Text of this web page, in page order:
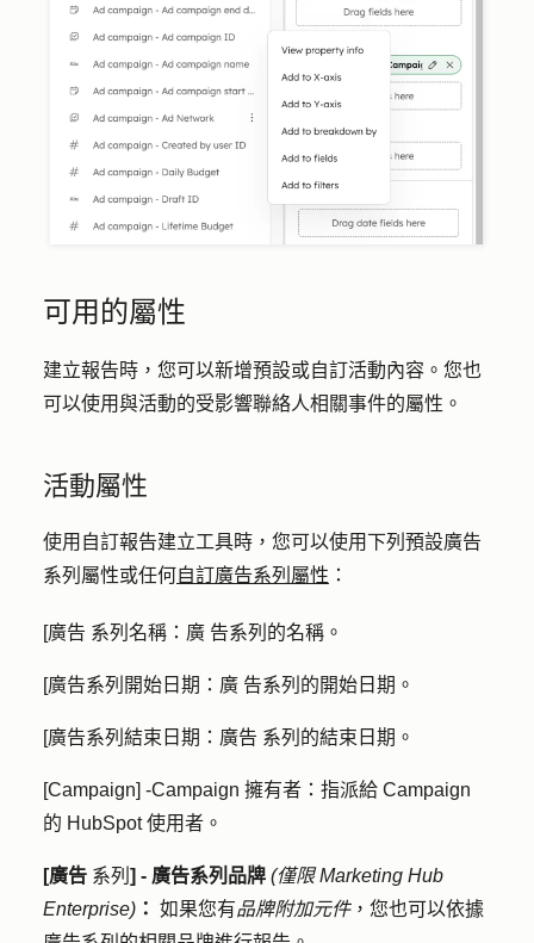
可用的屬性
建立報告時，您可以新增預設或自訂活動內容。您也
可以使用與活動的受影響聯絡人相關事件的屬性。
活動屬性
使用自訂報告建立工具時，您可以使用下列預設廣告
系列屬性或任何自訂廣告系列屬性 ：
[廣告 系列 名稱：廣 告系列的名稱。
[廣告系列開始日期：廣 告系列的開始日期。
[廣告系列結束日期：廣告 系列的結束日期。
[Campaign] -Campaign 擁有者： 指派給 Campaign
的 HubSpot 使用者。
[廣告 系列 ] - 廣告系列品牌 (僅限 Marketing Hub
Enterprise) ： 如果您有品牌附加元件，您也可以依據